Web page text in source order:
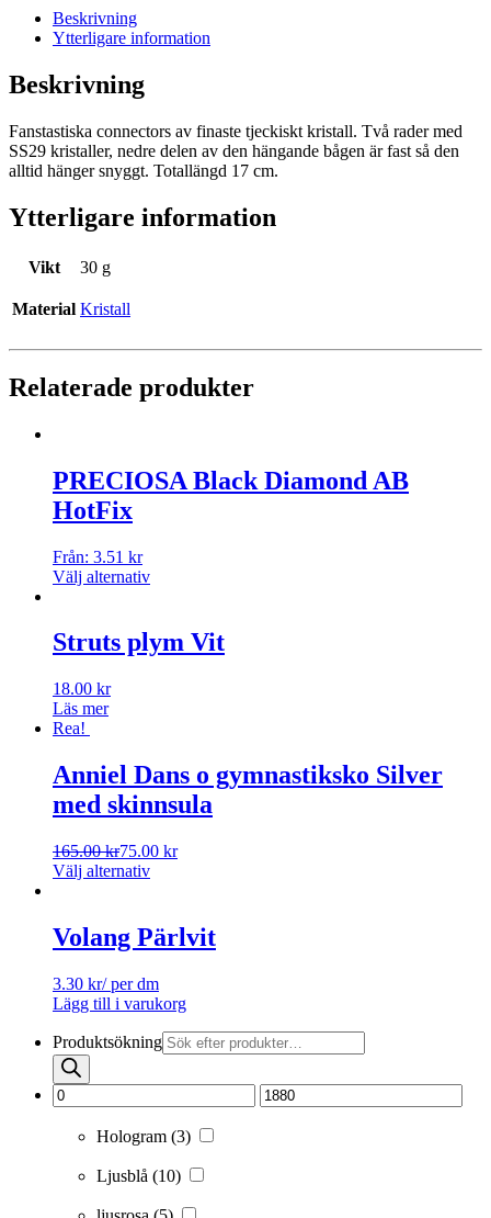
Beskrivning
Ytterligare information
Beskrivning
Fanstastiska connectors av finaste tjeckiskt kristall. Två rader med
SS29 kristaller, nedre delen av den hängande bågen är fast så den
alltid hänger snyggt. Totallängd 17 cm.
Ytterligare information
Vikt 30 g
Material Kristall
Relaterade produkter
PRECIOSA Black Diamond AB
HotFix
Från: 3.51 kr
Välj alternativ
Struts plym Vit
18.00 kr
Läs mer
Rea!
Anniel Dans o gymnastiksko Silver
med skinnsula
165.00kr75.00 kr
Välj alternativ
Volang Pärlvit
3.30 kr/ per dm
Lägg till i varukorg
Produktsökning
Hologram (3)
Ljusblå (10)